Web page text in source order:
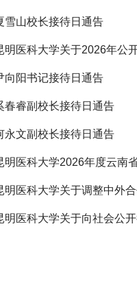
雪山校长接待日通告
向阳书记接待日通告
春睿副校长接待日通告
永文副校长接待日通告